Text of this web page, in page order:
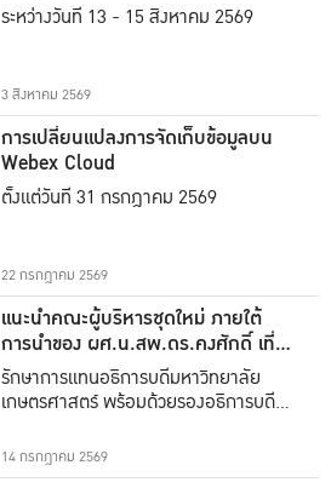
ระหว่างวันที่ 13 - 15 สิงหาคม 2569
3 สิงหาคม 2569
การเปลี่ยนแปลงการจัดเก็บข้อมูลบน
Webex Cloud
ตั้งแต่วันที่ 31 กรกฎาคม 2569
22 กรกฎาคม 2569
แนะนำคณะผู้บริหารชุดใหม่ ภายใต้
การนำของ ผศ.น.สพ.ดร.คงศักดิ์ เที่ยง
ธรรม
รักษาการแทนอธิการบดีมหาวิทยาลัย
เกษตรศาสตร์ พร้อมด้วยรองอธิการบดีทั้ง
14 กรกฎาคม 2569